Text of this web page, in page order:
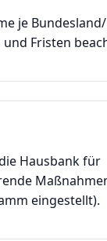
je
Fristen
Hausbank für
eingestellt).